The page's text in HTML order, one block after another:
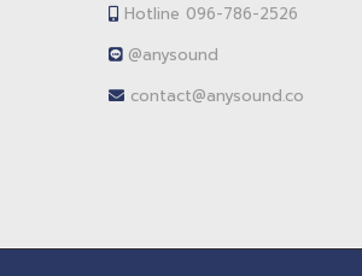
Hotline 096-786-2526
@anysound
contact@anysound.co